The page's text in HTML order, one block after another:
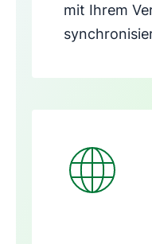
mit Ihrem
In neuem